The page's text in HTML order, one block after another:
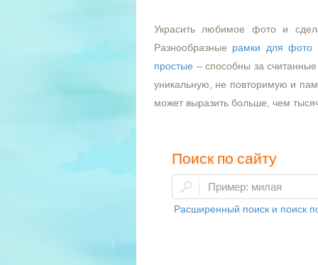
Украсить любимое фото и
Разнообразные рамки для фото
простые – способны за
уникальную, не повторимую и
может выразить больше, чем
Поиск по сайту
Расширенный поиск и поиск